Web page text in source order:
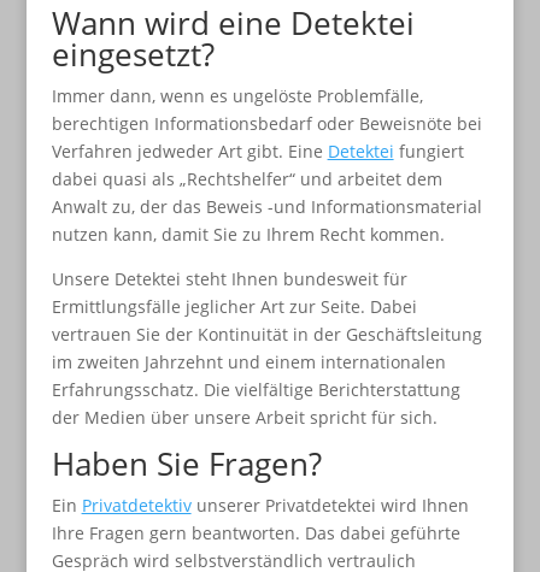
Wann wird eine Detektei
eingesetzt?
Immer dann, wenn es ungelöste Problemfälle,
berechtigen Informationsbedarf oder Beweisnöte bei
Verfahren jedweder Art gibt. Eine Detektei fungiert
dabei quasi als „Rechtshelfer“ und arbeitet dem
Anwalt zu, der das Beweis -und Informationsmaterial
nutzen kann, damit Sie zu Ihrem Recht kommen.
Unsere Detektei steht Ihnen bundesweit für
Ermittlungsfälle jeglicher Art zur Seite. Dabei
vertrauen Sie der Kontinuität in der Geschäftsleitung
im zweiten Jahrzehnt und einem internationalen
Erfahrungsschatz. Die vielfältige Berichterstattung
der Medien über unsere Arbeit spricht für sich.
Haben Sie Fragen?
Ein Privatdetektivunserer Privatdetektei wird Ihnen
Ihre Fragen gern beantworten. Das dabei geführte
Gespräch wird selbstverständlich vertraulich